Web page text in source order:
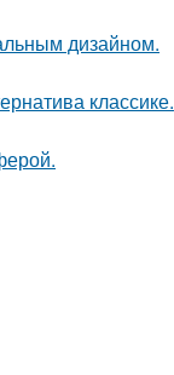
дизайном.
классике.